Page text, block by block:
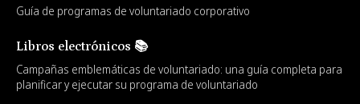
Guía de programas de voluntariado corporativo
Libros electrónicos 📚
Campañas emblemáticas de voluntariado: una guía completa para
planificar y ejecutar su programa de voluntariado